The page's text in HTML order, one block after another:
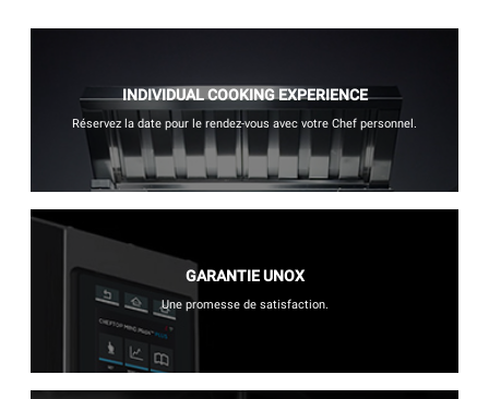
INDIVIDUAL COOKING EXPERIENCE
Réservez la date pour le rendez-vous avec votre Chef personnel.
GARANTIE UNOX
Une promesse de satisfaction.